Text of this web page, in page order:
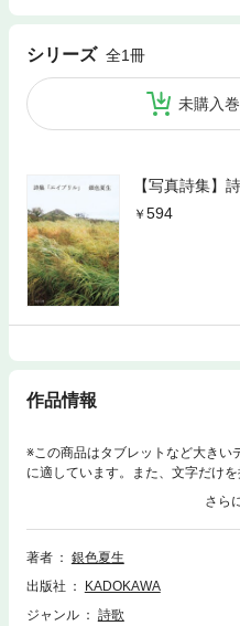
シリーズ 全1冊
未購入
【写真詩集
594
作品情報
※この商品はタブレットなど大きい
に適しています。また、文字だけ
ト、検索、辞書の参照、引用など
君が探していたものはなんだった
くわかったけど――。全編男性視点
恋愛写真詩集。
著者
銀色夏生
出版社
KADOKAWA
ジャンル
詩歌